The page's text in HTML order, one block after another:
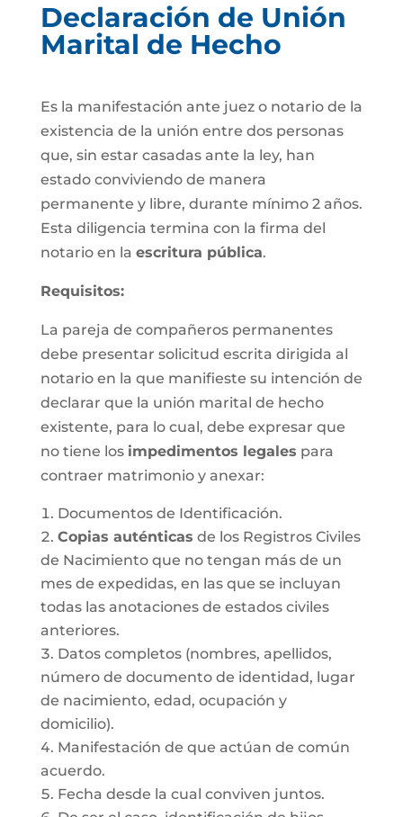
Declaración de Unión
Marital de Hecho
Es la manifestación ante juez o notario de la
existencia de la unión entre dos personas
que, sin estar casadas ante la ley, han
estado conviviendo de manera
permanente y libre, durante mínimo 2 años.
Esta diligencia termina con la firma del
notario en la escritura pública.
Requisitos:
La pareja de compañeros permanentes
debe presentar solicitud escrita dirigida al
notario en la que manifieste su intención de
declarar que la unión marital de hecho
existente, para lo cual, debe expresar que
no tiene los impedimentos legales para
contraer matrimonio y anexar:
Documentos de Identificación.
Copias auténticas de los Registros Civiles
de Nacimiento que no tengan más de un
mes de expedidas, en las que se incluyan
todas las anotaciones de estados civiles
anteriores.
Datos completos (nombres, apellidos,
número de documento de identidad, lugar
de nacimiento, edad, ocupación y
domicilio).
Manifestación de que actúan de común
acuerdo.
Fecha desde la cual conviven juntos.